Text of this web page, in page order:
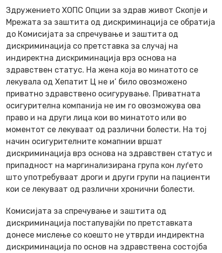
Здружението ХОПС Опции за здрав живот Скопје и
Мрежата за заштита од дискриминација се обратија
до Комисијата за спречување и заштита од
дискриминација со претставка за случај на
индиректна дискриминација врз основа на
здравствен статус. На жена која во минатото се
лекувала од Хепатит Ц не и’ било овозможено
приватно здравствено осигурување. Приватната
осигурителна компанија не им го овозможува ова
право и на други лица кои во минатото или во
моментот се лекуваат од различни болести. На тој
начин осигурителните комапнии вршат
дискриминација врз основа на здравствен статус и
припадност на маргинализирана група кон луѓето
што употребуваат дроги и други групи на пациенти
кои се лекуваат од различни хронични болести.
Комисијата за спречување и заштита од
дискриминација постапувајќи по претставката
донесе мислење со коешто не утврди индиректна
дискриминација по основ на здравствена состојба